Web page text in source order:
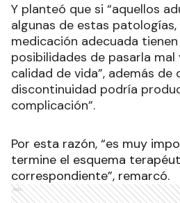
Y planteó que si “aquellos
algunas de estas
medicación adecuada
posibilidades de pasarla
calidad de vida”, además de
discontinuidad podría
complicación”.
Por esta razón, “es muy
termine el esquema
correspondiente”, remarcó.
Ads